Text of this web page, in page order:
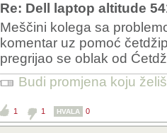
Re: Dell laptop altitude
Meščini kolega sa
komentar uz pomoć
pregrijao se oblak od
Budi promjena koju
1 1 HVALA 0